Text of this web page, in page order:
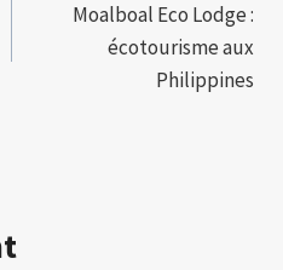
Moalboal Eco Lodge :
écotourisme aux
Philippines